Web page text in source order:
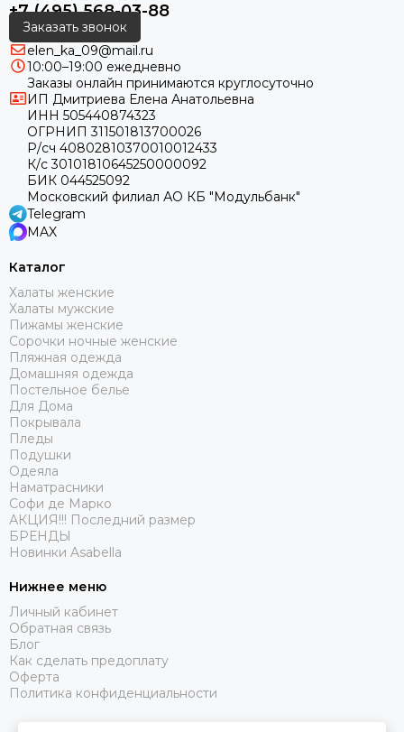
+7 (495) 568-03-88
Заказать звонок
elen_ka_09@mail.ru
10:00–19:00 ежедневно
Заказы онлайн принимаются круглосуточно
ИП Дмитриева Елена Анатольевна
ИНН 505440874323
ОГРНИП 311501813700026
Р/сч 40802810370010012433
К/с 30101810645250000092
БИК 044525092
Московский филиал АО КБ "Модульбанк"
Telegram
MAX
Каталог
Халаты женские
Халаты мужские
Пижамы женские
Сорочки ночные женские
Пляжная одежда
Домашняя одежда
Постельное белье
Для Дома
Покрывала
Пледы
Подушки
Одеяла
Наматрасники
Софи де Марко
АКЦИЯ!!! Последний размер
БРЕНДЫ
Новинки Asabella
Нижнее меню
Личный кабинет
Обратная связь
Блог
Как сделать предоплату
Оферта
Политика конфиденциальности